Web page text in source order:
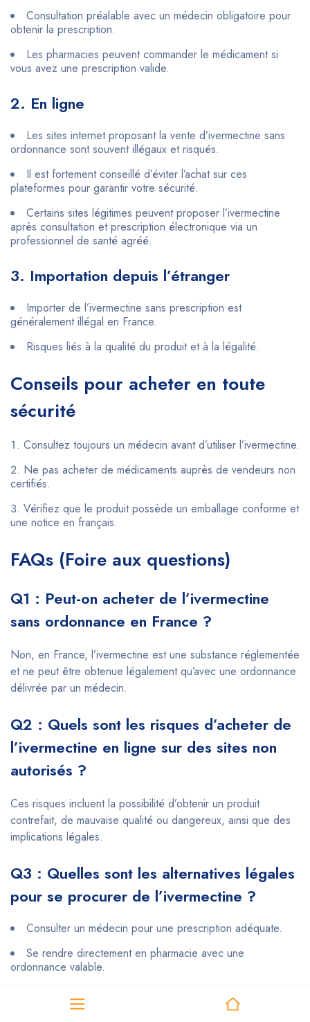
Consultation préalable avec un médecin obligatoire pour
obtenir la prescription.
Les pharmacies peuvent commander le médicament si
vous avez une prescription valide.
2. En ligne
Les sites internet proposant la vente d’ivermectine sans
ordonnance sont souvent illégaux et risqués.
Il est fortement conseillé d’éviter l’achat sur ces
plateformes pour garantir votre sécurité.
Certains sites légitimes peuvent proposer l’ivermectine
après consultation et prescription électronique via un
professionnel de santé agréé.
3. Importation depuis l’étranger
Importer de l’ivermectine sans prescription est
généralement illégal en France.
Risques liés à la qualité du produit et à la légalité.
Conseils pour acheter en toute
sécurité
Consultez toujours un médecin avant d’utiliser l’ivermectine.
Ne pas acheter de médicaments auprès de vendeurs non
certifiés.
Vérifiez que le produit possède un emballage conforme et
une notice en français.
FAQs (Foire aux questions)
Q1 : Peut-on acheter de l’ivermectine
sans ordonnance en France ?
Non, en France, l’ivermectine est une substance réglementée
et ne peut être obtenue légalement qu’avec une ordonnance
délivrée par un médecin.
Q2 : Quels sont les risques d’acheter de
l’ivermectine en ligne sur des sites non
autorisés ?
Ces risques incluent la possibilité d’obtenir un produit
contrefait, de mauvaise qualité ou dangereux, ainsi que des
implications légales.
Q3 : Quelles sont les alternatives légales
pour se procurer de l’ivermectine ?
Consulter un médecin pour une prescription adéquate.
Se rendre directement en pharmacie avec une
ordonnance valable.
Q4 : L’ivermectine est-elle efficace